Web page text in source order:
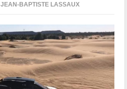
JEAN-BAPTISTE LASSAUX